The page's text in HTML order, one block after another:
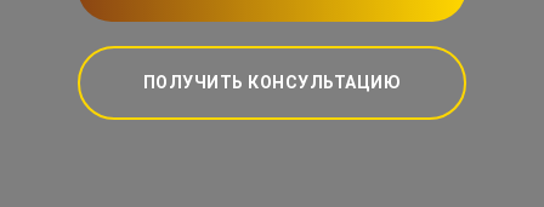
ПОЛУЧИТЬ КОНСУЛЬТАЦИЮ